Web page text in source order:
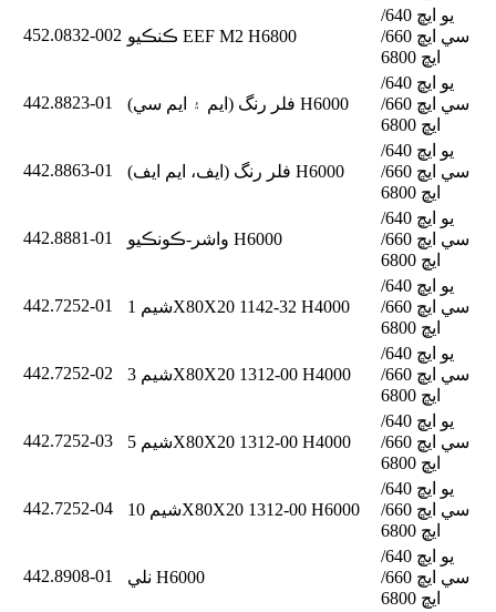
452.0832-002 ڪنڪيو EEF M2 H6800
يو ايڇ 640/
سي ايڇ 660/
ايڇ 6800
442.8823-01 فلر رنگ (ايم ۽ ايم سي) H6000
يو ايڇ 640/
سي ايڇ 660/
ايڇ 6800
442.8863-01 فلر رنگ (ايف، ايم ايف) H6000
يو ايڇ 640/
سي ايڇ 660/
ايڇ 6800
442.8881-01 واشر-ڪونڪيو H6000
يو ايڇ 640/
سي ايڇ 660/
ايڇ 6800
442.7252-01 شيم 1X80X20 1142-32 H4000
يو ايڇ 640/
سي ايڇ 660/
ايڇ 6800
442.7252-02 شيم 3X80X20 1312-00 H4000
يو ايڇ 640/
سي ايڇ 660/
ايڇ 6800
442.7252-03 شيم 5X80X20 1312-00 H4000
يو ايڇ 640/
سي ايڇ 660/
ايڇ 6800
442.7252-04 شيم 10X80X20 1312-00 H6000
يو ايڇ 640/
سي ايڇ 660/
ايڇ 6800
442.8908-01 نلي H6000
يو ايڇ 640/
سي ايڇ 660/
ايڇ 6800